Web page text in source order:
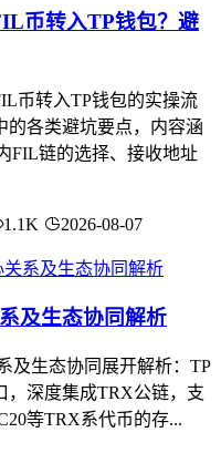
币转入TP钱包？避
币转入TP钱包的实操流
的各类避坑要点，内容涵
FIL链的选择、接收地址
1.1K 2026-08-07
及生态协同解析
及生态协同展开解析：TP
，深度集成TRX公链，支
等TRX系代币的存...